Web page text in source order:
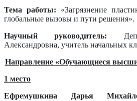
Тема работы: «Загрязнение
глобальные вызовы и пути решения».
Научный руководитель:
Александровна, учитель начальных
Направление «Обучающиеся
1 место
Ефремушкина Дарья